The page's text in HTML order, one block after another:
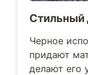
Стильный
Черное
придают
делают его